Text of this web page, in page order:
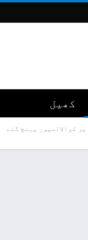
کھیل
کوالالمپور پہنچ گئے